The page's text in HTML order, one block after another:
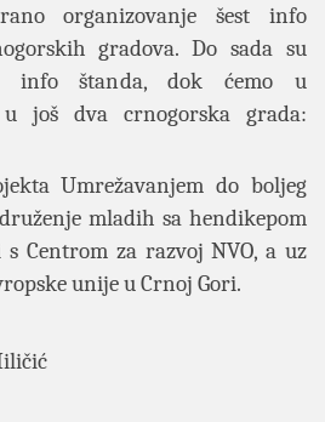
organizovanje šest info
gradova. Do sada su
info štanda, dok ćemo u
još dva crnogorska grada:
Umrežavanjem do boljeg
mladih sa hendikepom
Centrom za razvoj NVO, a uz
unije u Crnoj Gori.